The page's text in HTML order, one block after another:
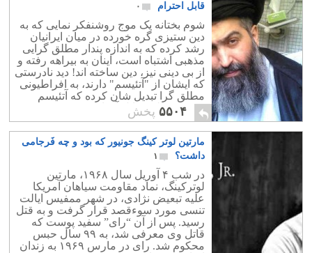
قابل احترام
۰
شوم بختانه یک موج روشنفکر نمایی که به
دین ستیزی گره خورده در میان ایرانیان
رشد کرده که به اندازه پندار مطلق گرایی
مذهبی اشتباه است، اینان به بیراهه رفته و
از بی دینی نیز، دین ساخته اند! دید نادرستی
که ایشان از "آتئیسم" دارند، به افراطیونی
مطلق گرا تبدیل شان کرده که آتئیسم
دقیقن نقطه مقابل آن است!
۵۵۰۴ پخش
مارتین لوتر کینگ جونیور که بود و چه فَرجامی
داشت؟
۱
در شب ۴ آوریل سال ۱۹۶۸، مارتین
لوترکینگ، نماد مقاومت سیاهان آمریکا
علیه تبعیض نژادی، در شهر ممفیس ایالت
تنسی مورد سوءقصد قرار گرفت و به قتل
رسید. پس از آن “رای” سفید پوست که
قاتل وی معرفی شد، به ۹۹ سال حبس
محکوم شد. رای در مارس ۱۹۶۹ به زندان